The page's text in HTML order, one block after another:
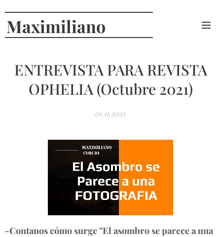
Maximiliano
ENTREVISTA PARA REVISTA
OPHELIA (Octubre 2021)
01.11.2021
-Contanos cómo surge "El asombro se parece a una